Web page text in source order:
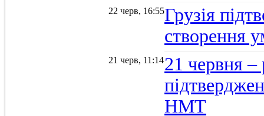
22 черв, 16:55Грузія
створення
21 черв, 11:1421 червня –
НМТ